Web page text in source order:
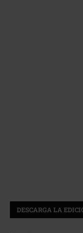
DESCARGA LA